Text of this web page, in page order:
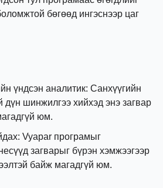
бөгөөд ингэснээр цаг
үндсэн аналитик: Санхүүгийн
дүн шинжилгээ хийхэд энэ загвар
юм.
Vyapar програмыг
загварыг бүрэн хэмжээгээр
байж магадгүй юм.